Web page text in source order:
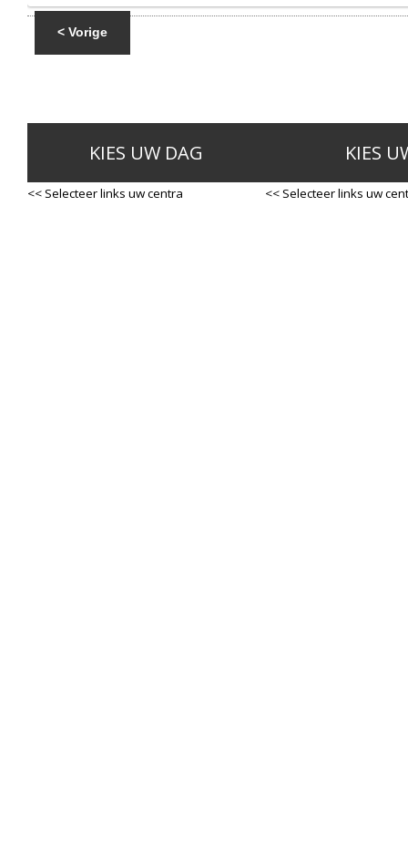
< Vorige
KIES UW DAG
<< Selecteer links uw centra
KIES
<< Selecteer links uw